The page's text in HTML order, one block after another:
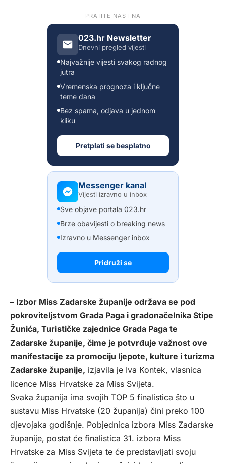
PRATITE NAS I NA
023.hr Newsletter
Dnevni pregled vijesti
Najvažnije vijesti svakog radnog
jutra
Vremenska prognoza i ključne
teme dana
Bez spama, odjava u jednom
kliku
Pretplati se besplatno
Messenger kanal
Vijesti izravno u inbox
Sve objave portala 023.hr
Brze obavijesti o breaking news
Izravno u Messenger inbox
Pridruži se
– Izbor Miss Zadarske županije održava se pod
pokroviteljstvom Grada Paga i gradonačelnika Stipe
Žunića, Turističke zajednice Grada Paga te
Zadarske županije, čime je potvrđuje važnost ove
manifestacije za promociju ljepote, kulture i turizma
Zadarske županije, izjavila je Iva Kontek, vlasnica
licence Miss Hrvatske za Miss Svijeta.
Svaka županija ima svojih TOP 5 finalistica što u
sustavu Miss Hrvatske (20 županija) čini preko 100
djevojaka godišnje. Pobjednica izbora Miss Zadarske
županije, postat će finalistica 31. izbora Miss
Hrvatske za Miss Svijeta te će predstavljati svoju